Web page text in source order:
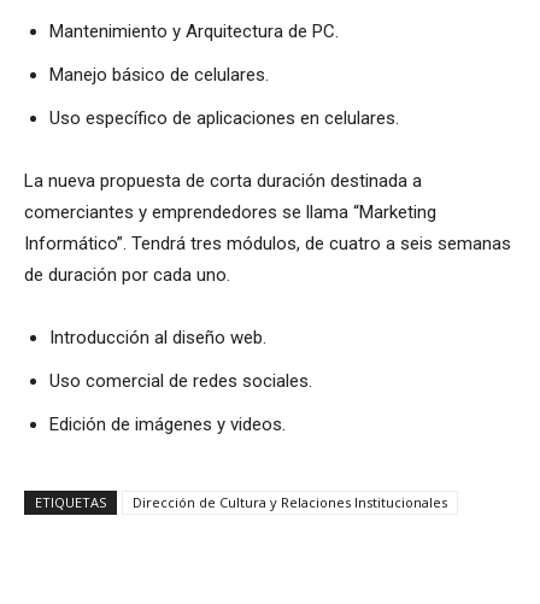
Mantenimiento y Arquitectura de PC.
Manejo básico de celulares.
Uso específico de aplicaciones en celulares.
La nueva propuesta de corta duración destinada a
comerciantes y emprendedores se llama “Marketing
Informático”. Tendrá tres módulos, de cuatro a seis semanas
de duración por cada uno.
Introducción al diseño web.
Uso comercial de redes sociales.
Edición de imágenes y videos.
ETIQUETAS Dirección de Cultura y Relaciones Institucionales